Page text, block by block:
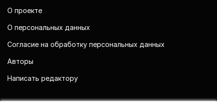
О проекте
О персональных данных
Согласие на обработку персональных данных
Авторы
Написать редактору